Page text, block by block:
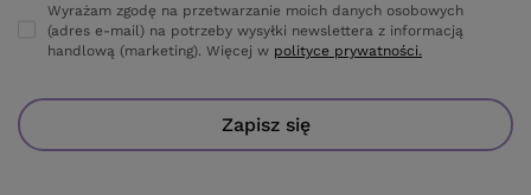
Wyrażam zgodę na przetwarzanie moich danych osobowych
(adres e-mail) na potrzeby wysyłki newslettera z informacją
handlową (marketing). Więcej w polityce prywatności.
Zapisz się